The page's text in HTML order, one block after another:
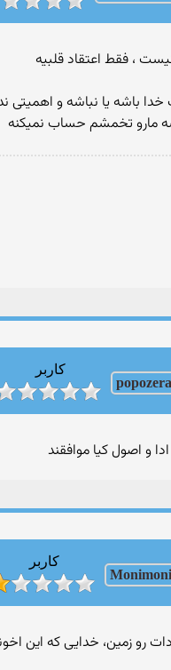
، فقط اعتقاد قلبیه
باشه یا نباشه و اهمیتی
مارو تخمشم حساب نمیکنه
کاربر
و اصول کیا موافقند
کاربر
رو زمین، خدایی که این